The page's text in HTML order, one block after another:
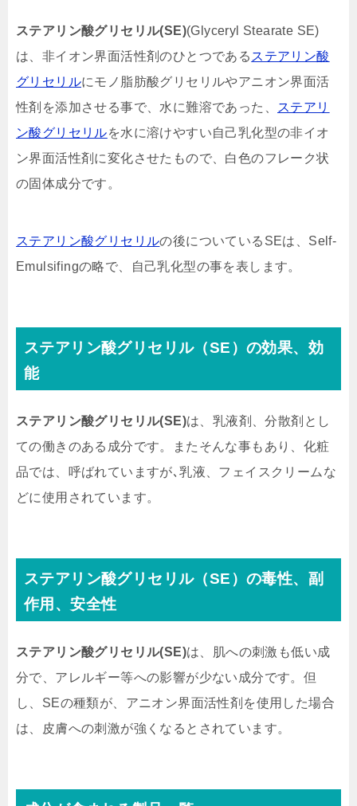
ステアリン酸グリセリル(SE)(Glyceryl Stearate SE)
は、非イオン界面活性剤のひとつである ステアリン酸
グリセリルにモノ脂肪酸グリセリルやアニオン界面活
性剤を添加させる事で、水に難溶であった、
ステアリ
ン酸グリセリルを水に溶けやすい自己乳化型の非イオ
ン界面活性剤に変化させたもので、白色のフレーク状
の固体成分です。
ステアリン酸グリセリルの後についているSEは、Self-
Emulsifingの略で、自己乳化型の事を表します。
ステアリン酸グリセリル（SE） の効果、効
能
ステアリン酸グリセリル(SE)は、乳液剤、分散剤とし
ての働きのある成分です。またそんな事もあり、化粧
品では、呼ばれていますが､乳液、フェイスクリームな
どに使用されています。
ステアリン酸グリセリル（SE） の毒性、副
作用、安全性
ステアリン酸グリセリル(SE)は、肌への刺激も低い成
分で、アレルギー等への影響が少ない成分です。但
し、SEの種類が、アニオン界面活性剤を使用した場合
は、皮膚への刺激が強くなるとされています。